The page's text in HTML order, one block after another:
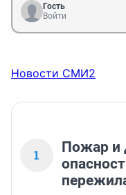
Гость
Войти
Новости СМИ2
1
Пожар и